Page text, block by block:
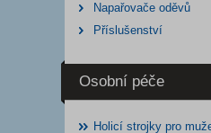
Napařovače oděvů
Příslušenství
Osobní péče
Holicí strojky pro